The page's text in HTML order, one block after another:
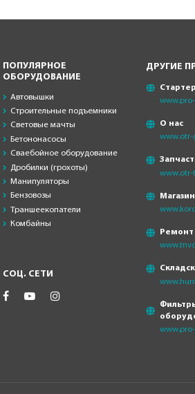
ПОПУЛЯРНОЕ
ОБОРУДОВАНИЕ
Автовышки
Строительные подъемники
Световые мачты
Бетононасосы
Сваебойное оборудование
Дробилки (грохоты)
Манипуляторы
Бензовозы
Траншеекопатели
Комбайны
СОЦ. СЕТИ
ДРУГИЕ
О нас
www.otr-
www.otr-
Ремонт